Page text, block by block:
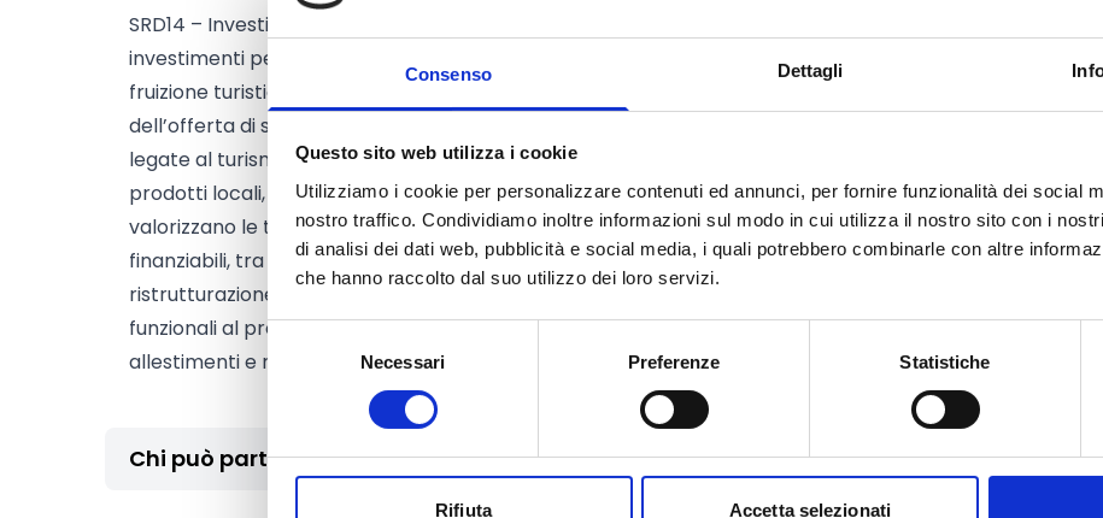
Consenso Dettagli
Questo sito web utilizza i cookie
Utilizziamo i cookie per personalizzare contenuti ed annunci, per fornire funzionalità dei social
nostro traffico. Condividiamo inoltre informazioni sul modo in cui utilizza il nostro sito con i
di analisi dei dati web, pubblicità e social media, i quali potrebbero combinarle con altre
che hanno raccolto dal suo utilizzo dei loro servizi.
Selezione
del
Necessari Preferenze Statistiche
Rifiuta Accetta selezionati
SRD14 – Investimenti produttivi non agricoli in aree rurali: sostegno a
investimenti per attività imprenditoriali extra–agricole che favoriscono la
fruizione turistica integrata del territorio e l’innalzamento qualitativo
dell’offerta di servizi. Sono ammessi investimenti per attività commerciali
legate al turismo rurale (anche ospitalità diffusa, ristorazione, vendita di
prodotti locali, servizi al turista), attività artigianali e produttive che
valorizzano le tipicità locali, servizi alle persone e alle imprese. Sono
finanziabili, tra l’altro, lavori edilizi di
ristrutturazione/restauro/risanamento/ampliamento strettamente
funzionali al progetto, acquisto di macchinari, impianti, attrezzature, arredi e
allestimenti e relative spese generali e immateriali coerenti con l’iniziativa.
Chi può partecipare